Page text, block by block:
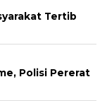
Tertib
Polisi Pererat